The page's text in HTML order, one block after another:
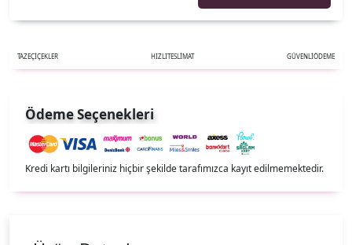
TAZEÇİÇEKLER HIZLITESLİMAT GÜVENLİÖDEME
Ödeme Seçenekleri
Kredi kartı bilgileriniz hiçbir şekilde tarafımızca kayıt edilmemektedir.